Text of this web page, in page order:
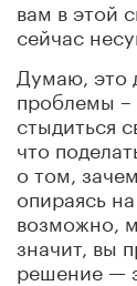
вам в этой
сейчас
Думаю, это
проблемы –
стыдиться
что
о том,
опираясь
возможно,
значит, вы
решение —